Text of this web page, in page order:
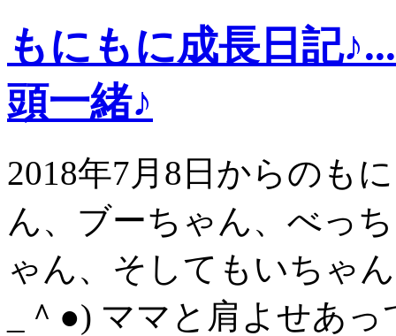
もにもに成長日記
頭一緒♪
2018年7月8日からのも
ん、ブーちゃん、べっ
ゃん、そしてもいちゃ
_＾●) ママと肩よせあ